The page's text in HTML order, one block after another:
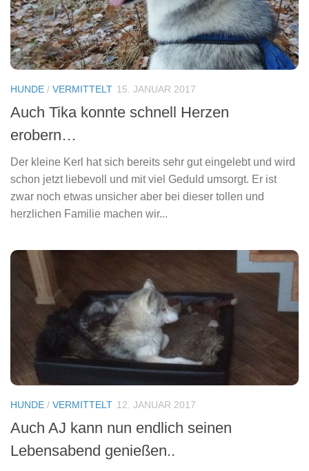
HUNDE / VERMITTELT 15. JANUAR 2017
Auch Tika konnte schnell Herzen
erobern…
Der kleine Kerl hat sich bereits sehr gut eingelebt und wird
schon jetzt liebevoll und mit viel Geduld umsorgt. Er ist
zwar noch etwas unsicher aber bei dieser tollen und
herzlichen Familie machen wir...
HUNDE / VERMITTELT 12. JANUAR 2017
Auch AJ kann nun endlich seinen
Lebensabend genießen..